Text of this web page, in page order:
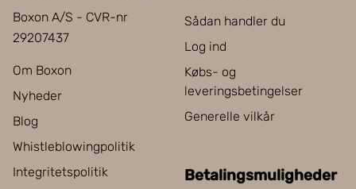
Boxon A/S - CVR-nr
29207437
Om Boxon
Nyheder
Blog
Whistleblowingpolitik
Integritetspolitik
Sådan handler du
Log ind
Købs- og
leveringsbetingelser
Generelle vilkår
Betalingsmuligheder